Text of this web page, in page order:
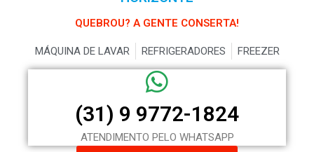
QUEBROU? A GENTE CONSERTA!
MÁQUINA DE LAVAR REFRIGERADORES FREEZER
(31) 9 9772-1824
ATENDIMENTO PELO WHATSAPP